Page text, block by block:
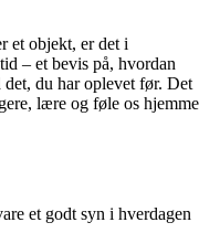
et objekt, er det i
– et bevis på, hvordan
du har oplevet før. Det
lære og føle os hjemme
et godt syn i hverdagen